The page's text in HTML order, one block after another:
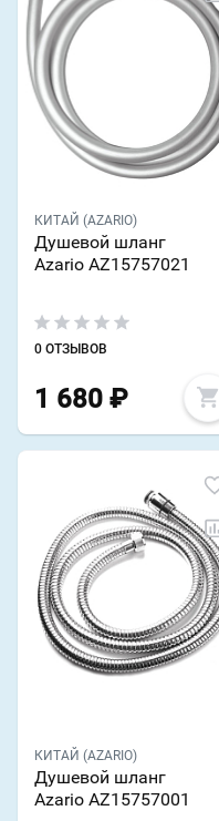
КИТАЙ (AZARIO)
Душевой шланг
Azario AZ15757021
0 ОТЗЫВОВ
1 680 ₽
КИТАЙ (AZARIO)
Душевой шланг
Azario AZ15757001